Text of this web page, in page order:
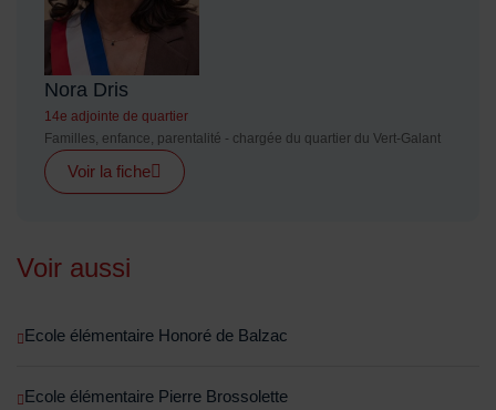
Nora Dris
14e adjointe de quartier
Familles, enfance, parentalité - chargée du quartier du Vert-Galant
Voir la fiche
Voir aussi
Ecole élémentaire Honoré de Balzac
Ecole élémentaire Pierre Brossolette